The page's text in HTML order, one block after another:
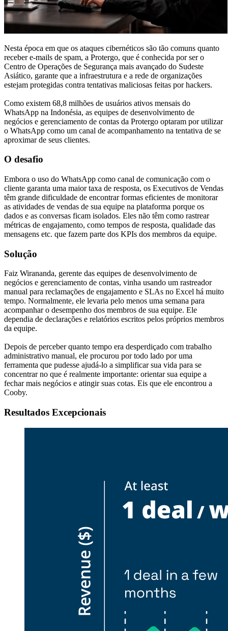
Nesta época em que os ataques cibernéticos são tão comuns quanto
receber e-mails de spam, a Protergo, que é conhecida por ser o
Centro de Operações de Segurança mais avançado do Sudeste
Asiático, garante que a infraestrutura e a rede de organizações
estejam protegidas contra tentativas maliciosas feitas por hackers.
Como existem 68,8 milhões de usuários ativos mensais do
WhatsApp na Indonésia, as equipes de desenvolvimento de
negócios e gerenciamento de contas da Protergo optaram por utilizar
o WhatsApp como um canal de acompanhamento na tentativa de se
aproximar de seus clientes.
O desafio
Embora o uso do WhatsApp como canal de comunicação com o
cliente garanta uma maior taxa de resposta, os Executivos de Vendas
têm grande dificuldade de encontrar formas eficientes de monitorar
as atividades de vendas de sua equipe na plataforma porque os
dados e as conversas ficam isolados. Eles não têm como rastrear
métricas de engajamento, como tempos de resposta, qualidade das
mensagens etc. que fazem parte dos KPIs dos membros da equipe.
Solução
Faiz Wirananda, gerente das equipes de desenvolvimento de
negócios e gerenciamento de contas, vinha usando um rastreador
manual para reclamações de engajamento e SLAs no Excel há muito
tempo. Normalmente, ele levaria pelo menos uma semana para
acompanhar o desempenho dos membros de sua equipe. Ele
dependia de declarações e relatórios escritos pelos próprios membros
da equipe.
Depois de perceber quanto tempo era desperdiçado com trabalho
administrativo manual, ele procurou por todo lado por uma
ferramenta que pudesse ajudá-lo a simplificar sua vida para se
concentrar no que é realmente importante: orientar sua equipe a
fechar mais negócios e atingir suas cotas. Eis que ele encontrou a
Cooby.
Resultados Excepcionais